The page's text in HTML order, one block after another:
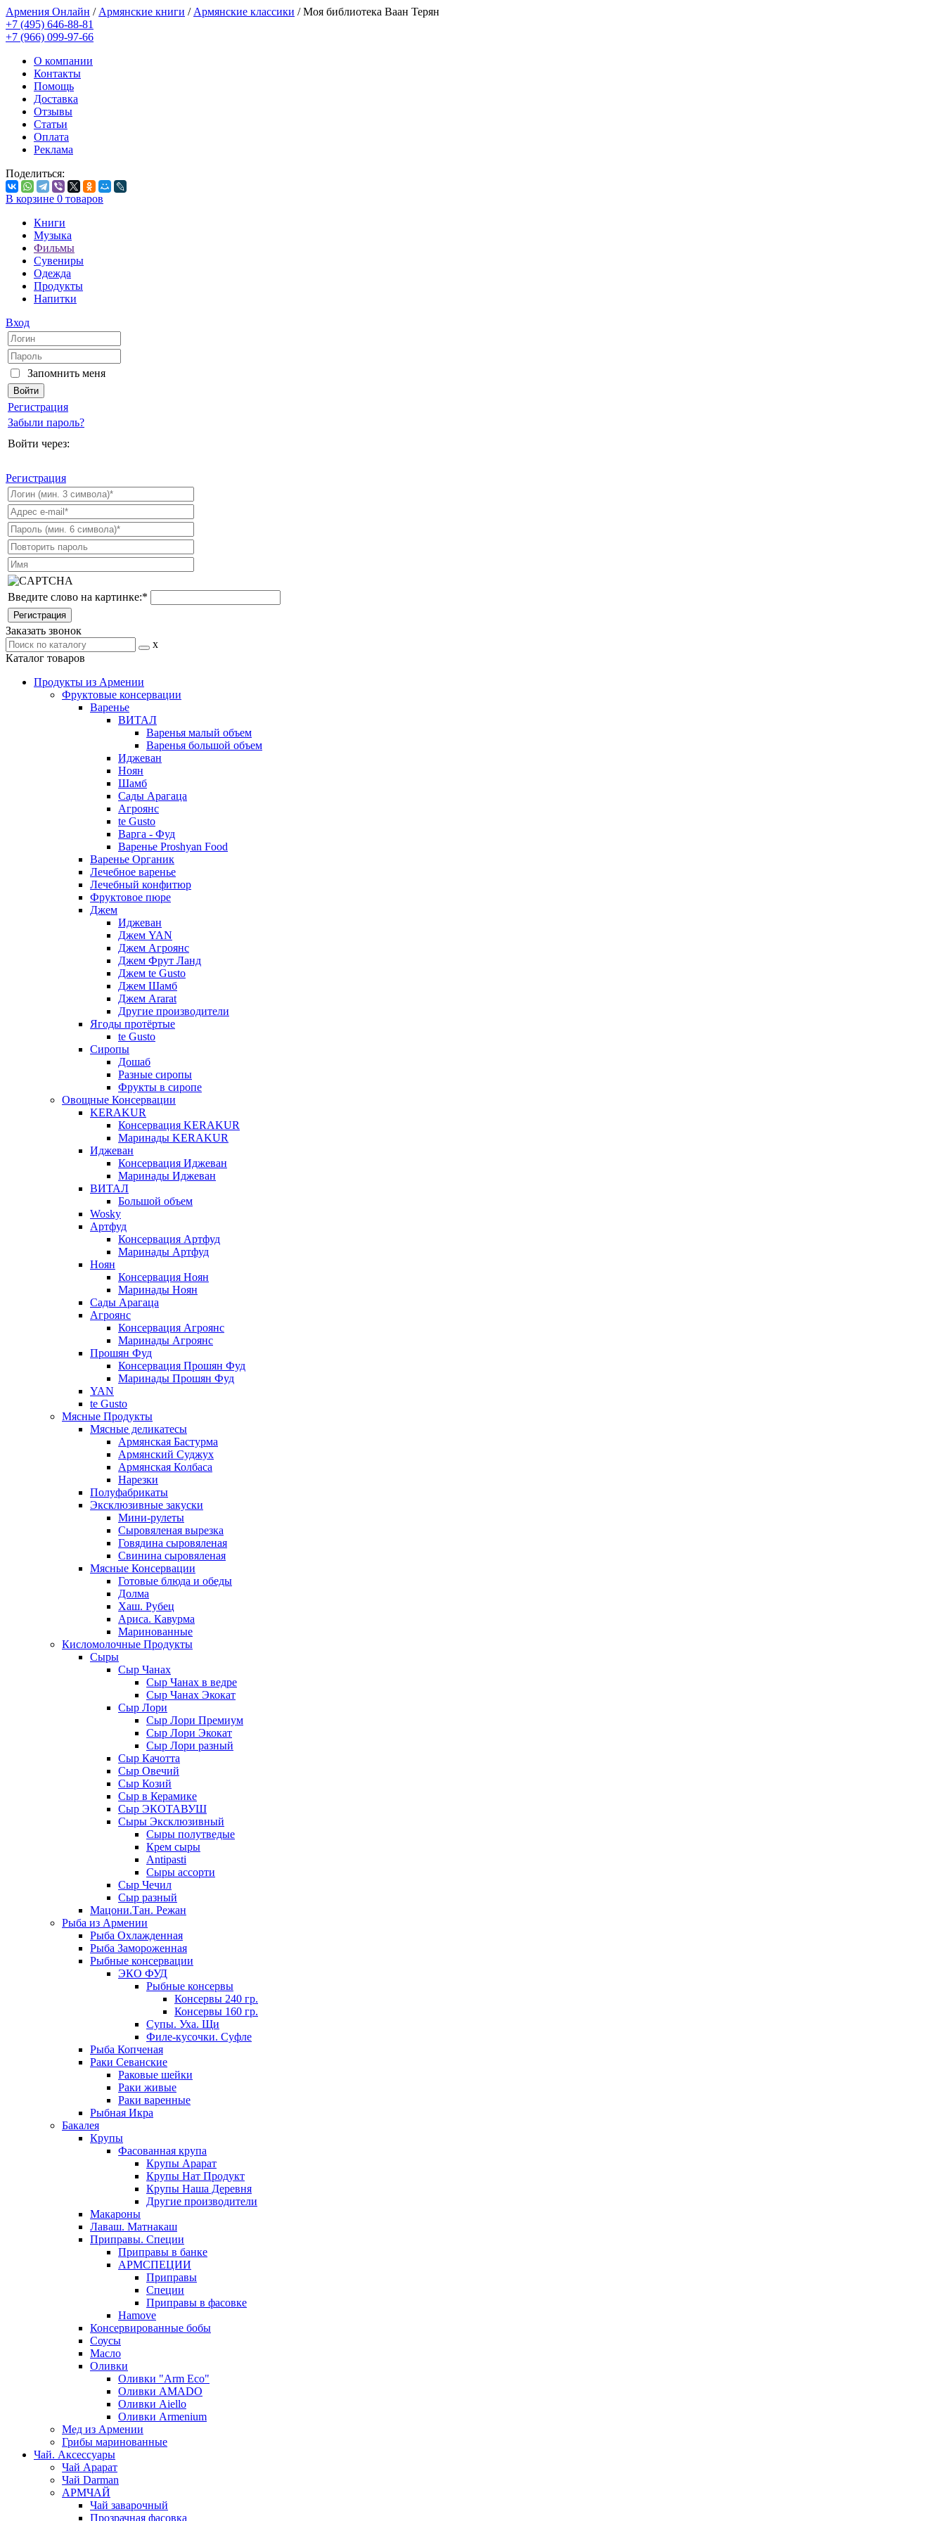
Армения Онлайн / Армянские книги / Армянские классики /Моя библиотека Ваан Терян
+7 (495) 646-88-81
+7 (966) 099-97-66
О компании
Контакты
Помощь
Доставка
Отзывы
Статьи
Оплата
Реклама
Поделиться:
В корзине 0 товаров
Книги
Музыка
Фильмы
Сувениры
Одежда
Продукты
Напитки
Вход
Запомнить меня
Регистрация
Забыли пароль?
Войти через:
Регистрация
Введите слово на картинке:*
Заказать звонок
x
Каталог товаров
Продукты из Армении
Фруктовые консервации
Варенье
ВИТАЛ
Варенья малый объем
Варенья большой объем
Иджеван
Ноян
Шамб
Сады Арагаца
Агроянс
te Gusto
Варга - Фуд
Варенье Proshyan Food
Варенье Органик
Лечебное варенье
Лечебный конфитюр
Фруктовое пюре
Джем
Иджеван
Джем YAN
Джем Агроянс
Джем Фрут Ланд
Джем te Gusto
Джем Шамб
Джем Ararat
Другие производители
Ягоды протёртые
te Gusto
Сиропы
Дошаб
Разные сиропы
Фрукты в сиропе
Овощные Консервации
KERAKUR
Консервация KERAKUR
Маринады KERAKUR
Иджеван
Консервация Иджеван
Маринады Иджеван
ВИТАЛ
Большой объем
Wosky
Артфуд
Консервация Артфуд
Маринады Артфуд
Ноян
Консервация Ноян
Маринады Ноян
Сады Арагаца
Агроянс
Консервация Агроянс
Маринады Агроянс
Прошян Фуд
Консервация Прошян Фуд
Маринады Прошян Фуд
YAN
te Gusto
Мясные Продукты
Мясные деликатесы
Армянская Бастурма
Армянский Суджух
Армянская Колбаса
Нарезки
Полуфабрикаты
Эксклюзивные закуски
Мини-рулеты
Сыровяленая вырезка
Говядина сыровяленая
Свинина сыровяленая
Мясные Консервации
Готовые блюда и обеды
Долма
Хаш. Рубец
Ариса. Кавурма
Маринованные
Кисломолочные Продукты
Сыры
Сыр Чанах
Сыр Чанах в ведре
Сыр Чанах Экокат
Сыр Лори
Сыр Лори Премиум
Сыр Лори Экокат
Сыр Лори разный
Сыр Качотта
Сыр Овечий
Сыр Козий
Сыр в Керамике
Сыр ЭКОТАВУШ
Сыры Эксклюзивный
Сыры полутведые
Крем сыры
Antipasti
Сыры ассорти
Сыр Чечил
Сыр разный
Мацони.Тан. Режан
Рыба из Армении
Рыба Охлажденная
Рыба Замороженная
Рыбные консервации
ЭКО ФУД
Рыбные консервы
Консервы 240 гр.
Консервы 160 гр.
Супы. Уха. Щи
Филе-кусочки. Суфле
Рыба Копченая
Раки Севанские
Раковые шейки
Раки живые
Раки варенные
Рыбная Икра
Бакалея
Крупы
Фасованная крупа
Крупы Арарат
Крупы Нат Продукт
Крупы Наша Деревня
Другие производители
Макароны
Лаваш. Матнакаш
Приправы. Специи
Приправы в банке
АРМСПЕЦИИ
Приправы
Специи
Приправы в фасовке
Hamove
Консервированные бобы
Соусы
Масло
Оливки
Оливки "Arm Eco"
Оливки AMADO
Оливки Aiello
Оливки Armenium
Мед из Армении
Грибы маринованные
Чай. Аксессуары
Чай Арарат
Чай Darman
АРМЧАЙ
Чай заварочный
Прозрачная фасовка